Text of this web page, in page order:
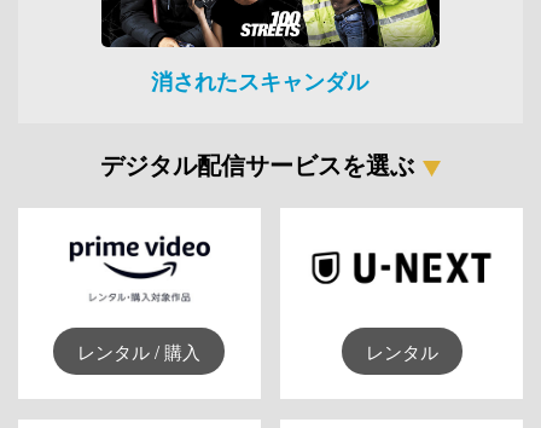
消されたスキャンダル
デジタル配信サービスを選ぶ
レンタル / 購入 レンタル